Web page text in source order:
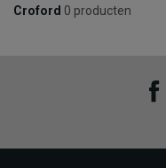
Croford 0 producten